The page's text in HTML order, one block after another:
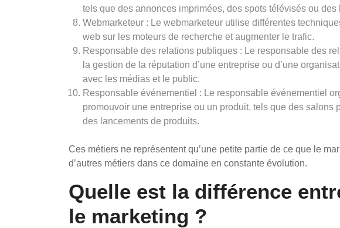
tels que des annonces imprimées, des spots télévisés ou des
Webmarketeur : Le webmarketeur utilise différentes
web sur les moteurs de recherche et augmenter le trafic.
Responsable des relations publiques : Le responsable des
la gestion de la réputation d’une entreprise ou d’une
avec les médias et le public.
Responsable événementiel : Le responsable événementiel
promouvoir une entreprise ou un produit, tels que des salons
des lancements de produits.
Ces métiers ne représentent qu’une petite partie de ce que le
d’autres métiers dans ce domaine en constante évolution.
Quelle est la différence
le marketing ?